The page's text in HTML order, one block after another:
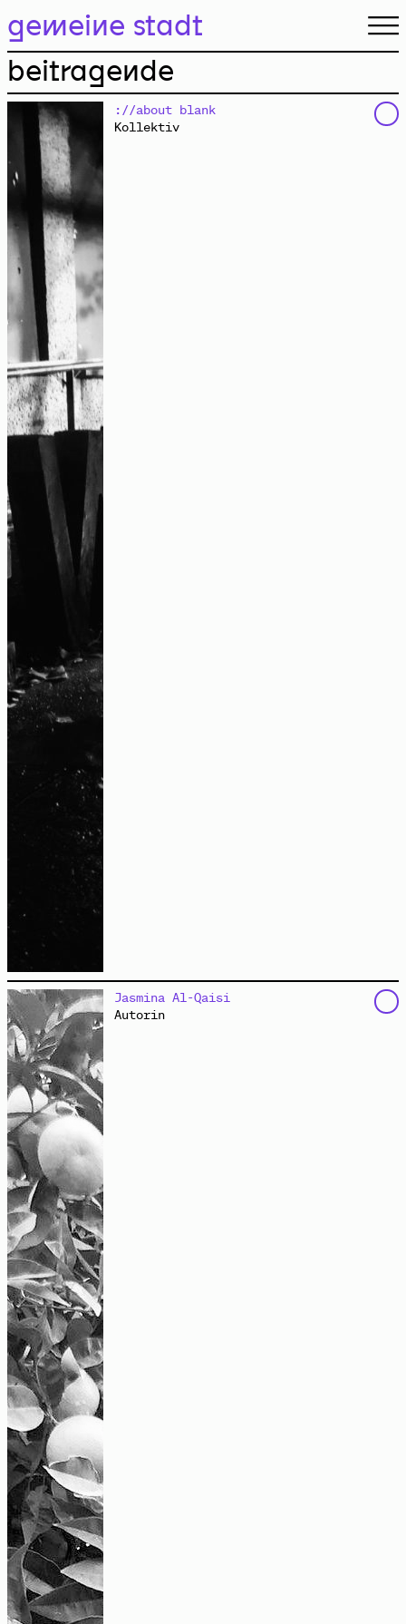
gemeine stadt.
gemeine stadt
beitragende
://about blank
Kollektiv
ist die Betreiberin des gleichnamigen Technoclubs und
Kulturzentrums am S-Ostkreuz in Berlin. Auf dem
Gelände des Markgrafendamm 24c finden
Filmvorführungen, Konzerte, Diskussionsveranstaltungen
und Partys statt.
clubkulturelles Experiment einer Tanzwirtschaft mit
linksradikalem Selbstverständnis, die seit nunmehr
über zehn Jahren das Spannungsverhältnis zwischen
ausgelassenem Feiern und politischer Ausrichtung
auslotet. Kollektiv, Crew, Veranstalter*innen und
Gäste haben gemeinsam einen Ort geschaffen, an dem
sich gegenseitige Neugier und Faszination, Lust auf
das Miteinander und experimentelle Anordnung entfalten
können.
Jasmina Al-Qaisi
Autorin